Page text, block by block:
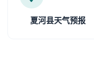
夏河县天气预报